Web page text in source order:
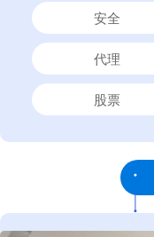
安全
代理
股票